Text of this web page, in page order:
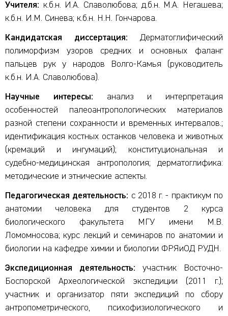
Учителя: к.б.н. И.А. Славолюбова; д.б.н. М.А. Негашева;
к.б.н. И.М. Синева; к.б.н. Н.Н. Гончарова.
Кандидатская диссертация: Дерматоглифический
полиморфизм узоров средних и основных фаланг
пальцев рук у народов Волго-Камья (руководитель
к.б.н. И.А. Славолюбова).
Научные интересы: анализ и интерпретация
особенностей палеоантропологических материалов
разной степени сохранности и временных интервалов.;
идентификация костных останков человека и животных
(кремаций и ингумаций); конституциональная и
судебно-медицинская антропология; дерматоглифика:
методические и этнические аспекты.
Педагогическая деятельность: с 2018 г. - практикум по
анатомии человека для студентов 2 курса
биологического факультета МГУ имени М.В.
Ломомносова; курс лекций и семинаров по анатомии и
биологии на кафедре химии и биологии ФРЯиОД РУДН.
Экспедиционная деятельность: участник Восточно-
Боспорской Археологической экспедиции (2011 г.);
участник и организатор пяти экспедиций по сбору
антропометрического, психофизиологического и